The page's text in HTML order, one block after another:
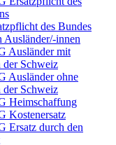
des Bundes
Ausländer/-innen
Ausländer mit
der Schweiz
Ausländer ohne
der Schweiz
Heimschaffung
Kostenersatz
Ersatz durch den